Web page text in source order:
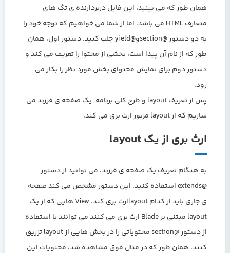
همان طور که می بینید، این فایل دربردارنده ی تگ های
متعارف HTML می باشد. اما از شما می خواهیم که توجه خود را
به دو دستور @sectionو@yield جلب کنید. دستور اول، همان
طور که از نام آن پیدا است، بخشی از محتوا را تعریف می کند و
دستور دوم برای نمایش محتوای بخش مورد نظر را بکار می
رود.
پس از تعریف layout و طرح کلی برنامه، یک صفحه ی فرزند می
سازیم که از layout مزبور ارث بری می کند.
ارث بری از یک layout
به هنگام تعریف یک صفحه ی فرزند، می توانید از دستور
@extends استفاده کنید. این دستور مشخص می کند صفحه
ی جاری باید از کدام layoutارث بری کند. View هایی که از یک
layout مبتنی بر Blade ارث بری می کنند می توانند با استفاده
از دستور @section محتویاتی را در بخش هایی از layout تزریق
کنند. همان طور که در مثال فوق مشاهده شد، محتویات این